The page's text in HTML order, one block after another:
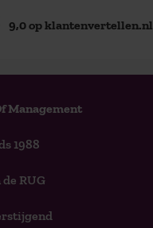
9,0 op klantenvertellen.nl
Management
1988
RUG